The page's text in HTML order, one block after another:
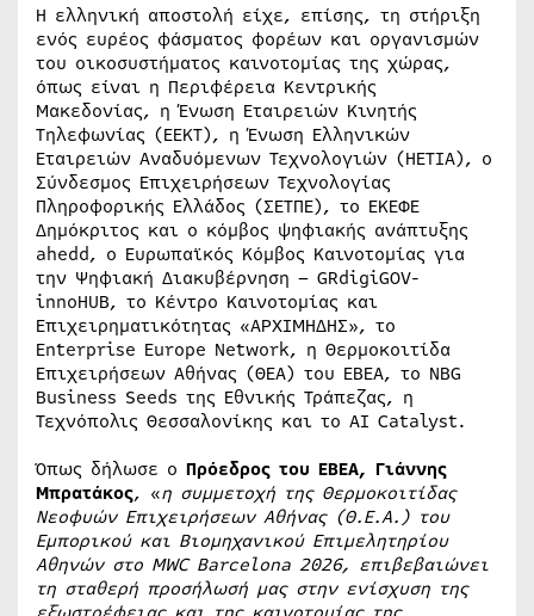
Η ελληνική αποστολή είχε, επίσης, τη στήριξη
ενός ευρέος φάσματος φορέων και οργανισμών
του οικοσυστήματος καινοτομίας της χώρας,
όπως είναι η Περιφέρεια Κεντρικής
Μακεδονίας, η Ένωση Εταιρειών Κινητής
Τηλεφωνίας (ΕΕΚΤ), η Ένωση Ελληνικών
Εταιρειών Αναδυόμενων Τεχνολογιών (HETIA), ο
Σύνδεσμος Επιχειρήσεων Τεχνολογίας
Πληροφορικής Ελλάδος (ΣΕΤΠΕ), το ΕΚΕΦΕ
Δημόκριτος και ο κόμβος ψηφιακής ανάπτυξης
ahedd, ο Ευρωπαϊκός Κόμβος Καινοτομίας για
την Ψηφιακή Διακυβέρνηση – GRdigiGOV-
innoHUB, το Κέντρο Καινοτομίας και
Επιχειρηματικότητας «ΑΡΧΙΜΗΔΗΣ», το
Enterprise Europe Network, η Θερμοκοιτίδα
Επιχειρήσεων Αθήνας (ΘΕΑ) του ΕΒΕΑ, το NBG
Business Seeds της Εθνικής Τράπεζας, η
Τεχνόπολις Θεσσαλονίκης και το AI Catalyst.
Όπως δήλωσε ο Πρόεδρος του ΕΒΕΑ, Γιάννης
Μπρατάκος, «η συμμετοχή της Θερμοκοιτίδας
Νεοφυών Επιχειρήσεων Αθήνας (Θ.Ε.Α.) του
Εμπορικού και Βιομηχανικού Επιμελητηρίου
Αθηνών στο MWC Barcelona 2026, επιβεβαιώνει
τη σταθερή προσήλωσή μας στην ενίσχυση της